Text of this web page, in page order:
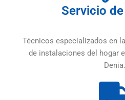
Servicio
Técnicos especializados en
de instalaciones del hogar
Denia.